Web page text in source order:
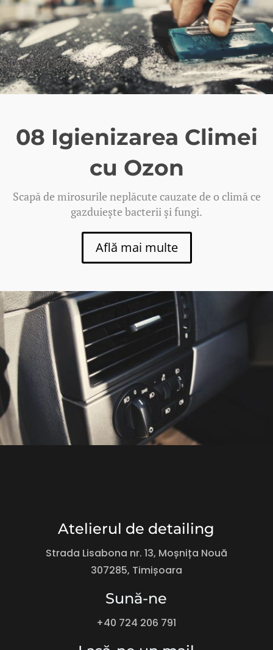
08 Igienizarea Climei
cu Ozon
Scapă de mirosurile neplăcute cauzate de o climă ce
gazduiește bacterii și fungi.
Află mai multe
Atelierul de detailing
Strada Lisabona nr. 13, Moșnița Nouă
307285, Timișoara
Sună-ne
+40 724 206 791